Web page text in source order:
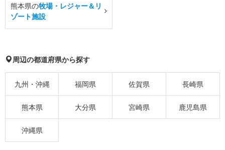
熊本県の牧場・レジャー＆リ
ゾート施設
周辺の都道府県から探す
九州・沖縄 福岡県 佐賀県 長崎県
熊本県 大分県 宮崎県 鹿児島県
沖縄県